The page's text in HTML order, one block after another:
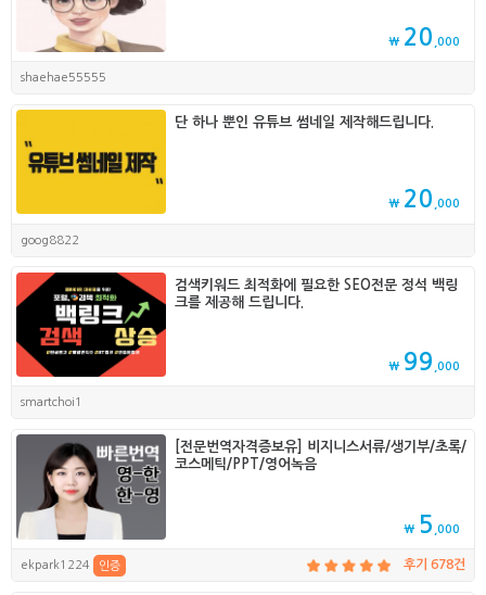
₩ 20 ,000
shaehae55555
단 하나 뿐인 유튜브 썸네일 제작해드립니다.
₩ 20 ,000
goog8822
검색키워드 최적화에 필요한 SEO전문 정석 백링
크를 제공해 드립니다.
₩ 99 ,000
smartchoi1
[전문번역자격증보유] 비지니스서류/생기부/초록/
코스메틱/PPT/영어녹음
₩ 5 ,000
ekpark1224 인증 후기 678건